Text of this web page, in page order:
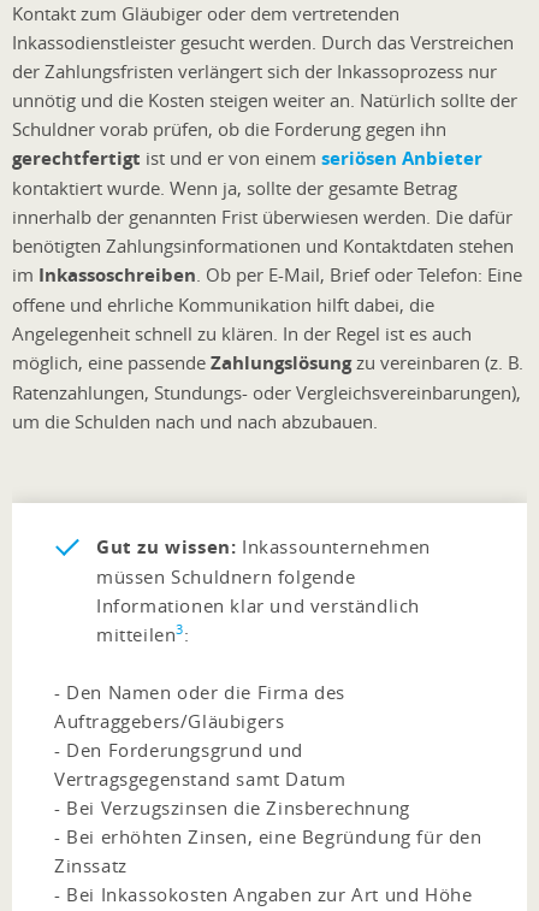
Kontakt zum Gläubiger oder dem vertretenden
Inkassodienstleister gesucht werden. Durch das Verstreichen
der Zahlungsfristen verlängert sich der Inkassoprozess nur
unnötig und die Kosten steigen weiter an. Natürlich sollte der
Schuldner vorab prüfen, ob die Forderung gegen ihn
gerechtfertigt ist und er von einem seriösen Anbieter
kontaktiert wurde. Wenn ja, sollte der gesamte Betrag
innerhalb der genannten Frist überwiesen werden. Die dafür
benötigten Zahlungsinformationen und Kontaktdaten stehen
im Inkassoschreiben. Ob per E-Mail, Brief oder Telefon: Eine
offene und ehrliche Kommunikation hilft dabei, die
Angelegenheit schnell zu klären. In der Regel ist es auch
möglich, eine passende Zahlungslösungzu vereinbaren (z. B.
Ratenzahlungen, Stundungs- oder Vergleichsvereinbarungen),
um die Schulden nach und nach abzubauen.
Gut zu wissen: Inkassounternehmen
müssen Schuldnern folgende
Informationen klar und verständlich
mitteilen3:
- Den Namen oder die Firma des
Auftraggebers/Gläubigers
- Den Forderungsgrund und
Vertragsgegenstand samt Datum
- Bei Verzugszinsen die Zinsberechnung
- Bei erhöhten Zinsen, eine Begründung für den
Zinssatz
- Bei Inkassokosten Angaben zur Art und Höhe